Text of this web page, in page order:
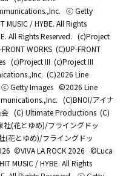
ⓒ Getty
MUSIC / HYBE. All Rights
All Rights Reserved. (c)Project
WORKS (C)UP-FRONT
(c)Project III (c)Project III
(C)2026 Line
ⓒ Getty Images ©2026 Line
(C)BNOI/アイナ
(C) Ultimate Productions (C)
社(花とゆめ)/フライングドッ
(花とゆめ)/フライングドッ
©️VIVA LA ROCK 2026 ©Luca
MUSIC / HYBE. All Rights